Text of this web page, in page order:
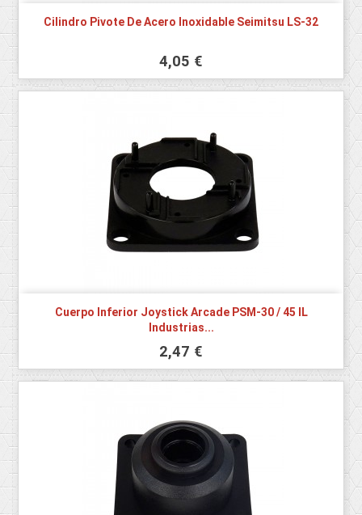
Cilindro Pivote De Acero Inoxidable Seimitsu LS-32
4,05 €
Cuerpo Inferior Joystick Arcade PSM-30 / 45 IL
Industrias...
2,47 €